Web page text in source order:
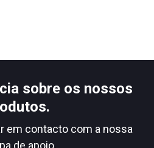
sobre os nossos
em contacto com a nossa
de apoio.